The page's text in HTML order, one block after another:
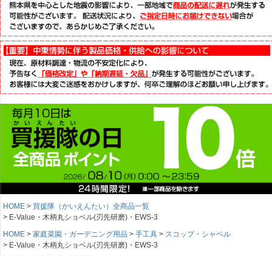
HOME
買援隊（かいえんたい）全商品一覧
E-Value・木柄丸ショベル(刃先研磨)・EWS-3
HOME
家庭菜園・ガーデニング用品 手工具
スコップ・シャベル
E-Value・木柄丸ショベル(刃先研磨)・EWS-3